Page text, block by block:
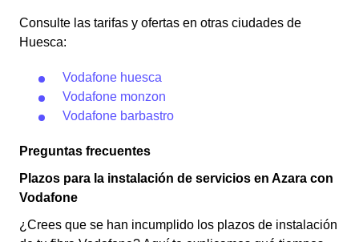
Consulte las tarifas y ofertas en otras ciudades de
Huesca:
Vodafone huesca
Vodafone monzon
Vodafone barbastro
Preguntas frecuentes
Plazos para la instalación de servicios en Azara con
Vodafone
¿Crees que se han incumplido los plazos de instalación